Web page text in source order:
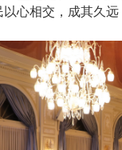
心相交，成其久